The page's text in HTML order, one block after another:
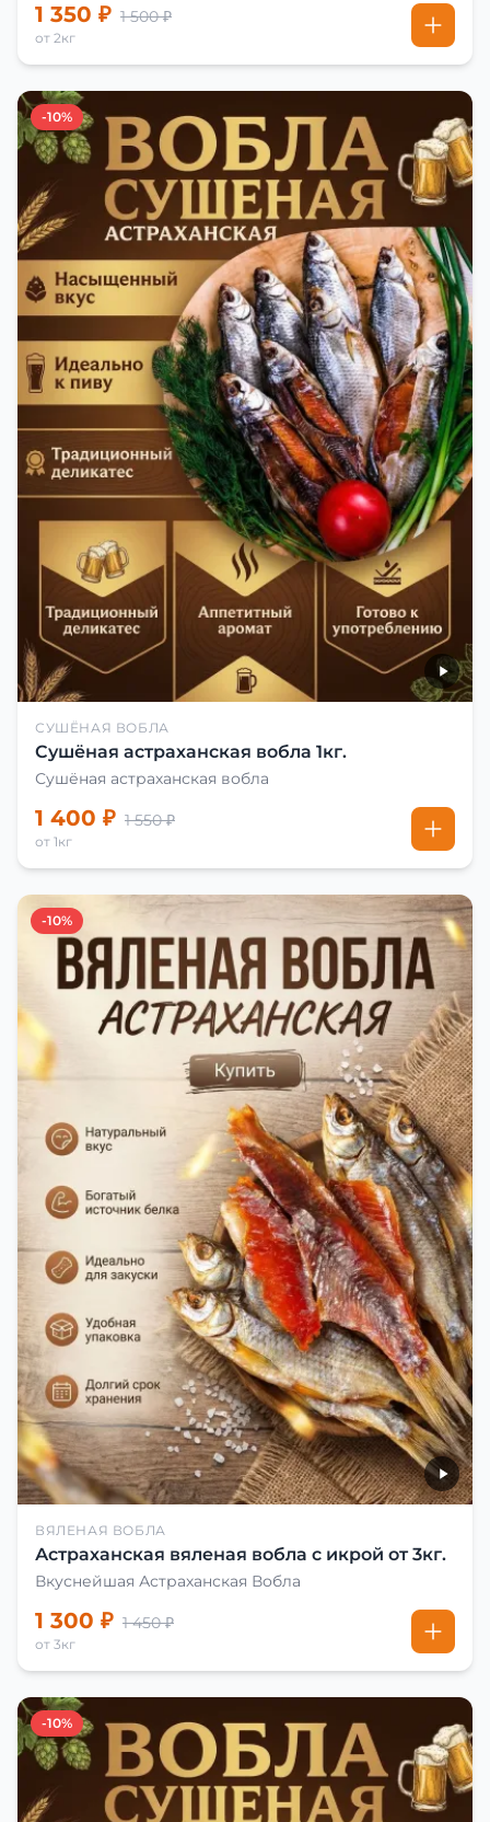
1 350 ₽ 1 500 ₽
от 2кг
-10%
СУШЁНАЯ ВОБЛА
Сушёная астраханская вобла 1кг.
Сушёная астраханская вобла
1 400 ₽ 1 550 ₽
от 1кг
-10%
ВЯЛЕНАЯ ВОБЛА
Астраханская вяленая вобла с икрой от 3кг.
Вкуснейшая Астраханская Вобла
1 300 ₽ 1 450 ₽
от 3кг
-10%